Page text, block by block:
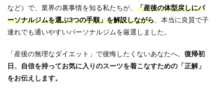
など）で、業界の裏事情を知る私たちが、 「産後の体型戻しにパ
ーソナルジムを選ぶ3つの手順」を解説しながら 、本当に良質で子
連れでも通いやすいパーソナルジムを厳選しました。
「産後の無理なダイエット」で後悔したくないあなたへ。 復帰初
日、自信を持ってお気に入りのスーツを着こなすための「正解」
をお伝えします。